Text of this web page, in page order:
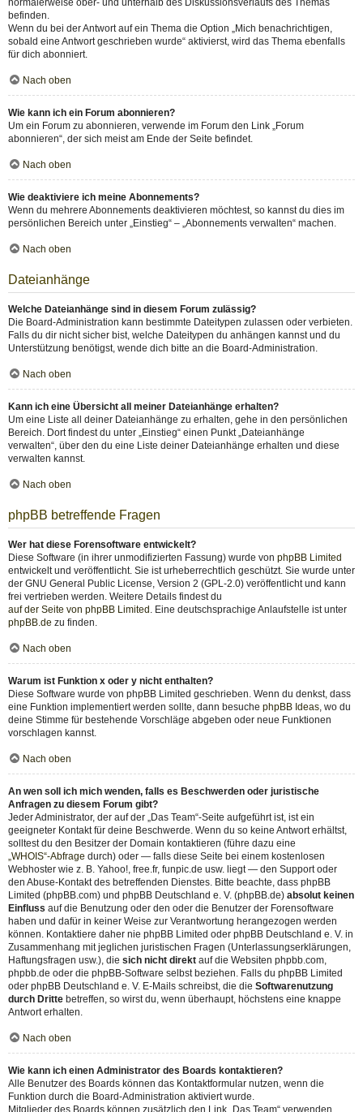
normalerweise ober- und unterhalb des Diskussionsverlaufs des Themas
befinden.
Wenn du bei der Antwort auf ein Thema die Option „Mich benachrichtigen,
sobald eine Antwort geschrieben wurde“ aktivierst, wird das Thema ebenfalls
für dich abonniert.
Nach oben
Wie kann ich ein Forum abonnieren?
Um ein Forum zu abonnieren, verwende im Forum den Link „Forum
abonnieren“, der sich meist am Ende der Seite befindet.
Nach oben
Wie deaktiviere ich meine Abonnements?
Wenn du mehrere Abonnements deaktivieren möchtest, so kannst du dies im
persönlichen Bereich unter „Einstieg“ – „Abonnements verwalten“ machen.
Nach oben
Dateianhänge
Welche Dateianhänge sind in diesem Forum zulässig?
Die Board-Administration kann bestimmte Dateitypen zulassen oder verbieten.
Falls du dir nicht sicher bist, welche Dateitypen du anhängen kannst und du
Unterstützung benötigst, wende dich bitte an die Board-Administration.
Nach oben
Kann ich eine Übersicht all meiner Dateianhänge erhalten?
Um eine Liste all deiner Dateianhänge zu erhalten, gehe in den persönlichen
Bereich. Dort findest du unter „Einstieg“ einen Punkt „Dateianhänge
verwalten“, über den du eine Liste deiner Dateianhänge erhalten und diese
verwalten kannst.
Nach oben
phpBB betreffende Fragen
Wer hat diese Forensoftware entwickelt?
Diese Software (in ihrer unmodifizierten Fassung) wurde von phpBB Limited
entwickelt und veröffentlicht. Sie ist urheberrechtlich geschützt. Sie wurde unter
der GNU General Public License, Version 2 (GPL-2.0) veröffentlicht und kann
frei vertrieben werden. Weitere Details findest du
auf der Seite von phpBB Limited . Eine deutschsprachige Anlaufstelle ist unter
phpBB.de zu finden.
Nach oben
Warum ist Funktion x oder y nicht enthalten?
Diese Software wurde von phpBB Limited geschrieben. Wenn du denkst, dass
eine Funktion implementiert werden sollte, dann besuche phpBB Ideas, wo du
deine Stimme für bestehende Vorschläge abgeben oder neue Funktionen
vorschlagen kannst.
Nach oben
An wen soll ich mich wenden, falls es Beschwerden oder juristische
Anfragen zu diesem Forum gibt?
Jeder Administrator, der auf der „Das Team“-Seite aufgeführt ist, ist ein
geeigneter Kontakt für deine Beschwerde. Wenn du so keine Antwort erhältst,
solltest du den Besitzer der Domain kontaktieren (führe dazu eine
„WHOIS“-Abfrage durch) oder — falls diese Seite bei einem kostenlosen
Webhoster wie z. B. Yahoo!, free.fr, funpic.de usw. liegt — den Support oder
den Abuse-Kontakt des betreffenden Dienstes. Bitte beachte, dass phpBB
Limited (phpBB.com) und phpBB Deutschland e. V. (phpBB.de) absolut keinen
Einfluss auf die Benutzung oder den oder die Benutzer der Forensoftware
haben und dafür in keiner Weise zur Verantwortung herangezogen werden
können. Kontaktiere daher nie phpBB Limited oder phpBB Deutschland e. V. in
Zusammenhang mit jeglichen juristischen Fragen (Unterlassungserklärungen,
Haftungsfragen usw.), die sich nicht direkt auf die Websiten phpbb.com,
phpbb.de oder die phpBB-Software selbst beziehen. Falls du phpBB Limited
oder phpBB Deutschland e. V. E-Mails schreibst, die die Softwarenutzung
durch Dritte betreffen, so wirst du, wenn überhaupt, höchstens eine knappe
Antwort erhalten.
Nach oben
Wie kann ich einen Administrator des Boards kontaktieren?
Alle Benutzer des Boards können das Kontaktformular nutzen, wenn die
Funktion durch die Board-Administration aktiviert wurde.
Mitglieder des Boards können zusätzlich den Link „Das Team“ verwenden.